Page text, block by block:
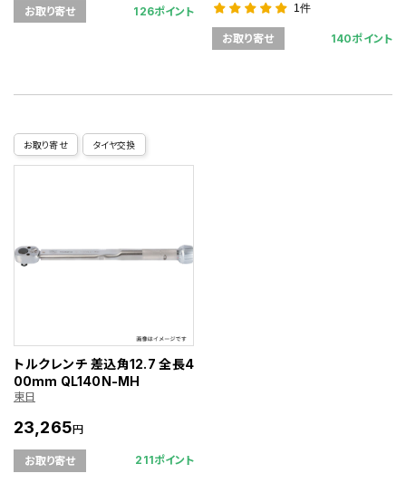
お取り寄せ 126ポイント 1件
お取り寄せ 140ポイント
お取り寄せ タイヤ交換
トルクレンチ 差込角12.7 全長4
00mm QL140N-MH
東日
23,265円
お取り寄せ 211ポイント